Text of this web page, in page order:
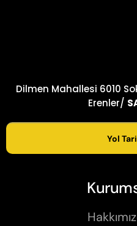
Dilmen Mahallesi 6010
Erenler/
Yol